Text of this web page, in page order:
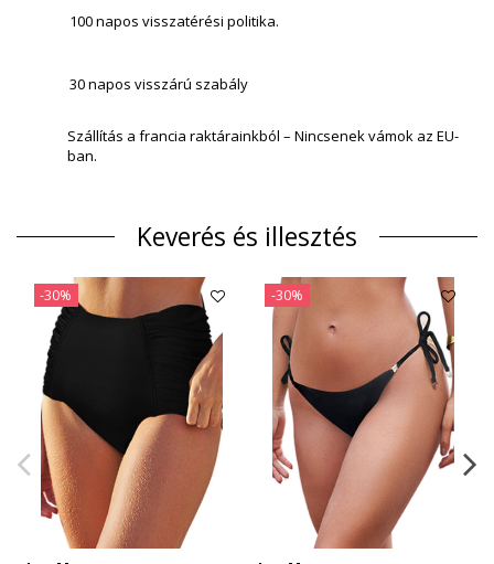
100 napos visszatérési politika.
30 napos visszárú szabály
Szállítás a francia raktárainkból – Nincsenek vámok az EU-
ban.
Keverés és illesztés
-30% -30%